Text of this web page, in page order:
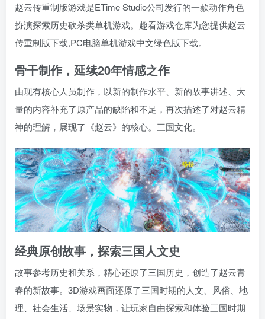
赵云传重制版游戏是ETime Studio公司发行的一款动作角色
扮演探索历史砍杀类单机游戏。趣看游戏仓库为您提供赵云
传重制版下载,PC电脑单机游戏中文绿色版下载。
骨干制作，延续20年情感之作
由现有核心人员制作，以新的制作水平、新的故事讲述、大
量的内容补充了原产品的缺陷和不足，再次描述了对赵云精
神的理解，展现了《赵云》的核心。三国文化。
经典原创故事，探索三国人文史
故事参考历史和关系，精心还原了三国历史，创造了赵云青
春的新故事。3D游戏画面还原了三国时期的人文、风俗、地
理、社会生活、场景实物，让玩家自由探索和体验三国时期